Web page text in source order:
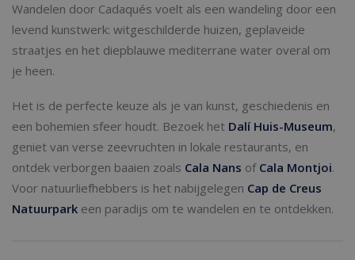
Wandelen door Cadaqués voelt als een wandeling door een
levend kunstwerk: witgeschilderde huizen, geplaveide
straatjes en het diepblauwe mediterrane water overal om
je heen.
Het is de perfecte keuze als je van kunst, geschiedenis en
een bohemien sfeer houdt. Bezoek het Dalí Huis-Museum,
geniet van verse zeevruchten in lokale restaurants, en
ontdek verborgen baaien zoals Cala Nans of Cala Montjoi.
Voor natuurliefhebbers is het nabijgelegen Cap de Creus
Natuurpark een paradijs om te wandelen en te ontdekken.